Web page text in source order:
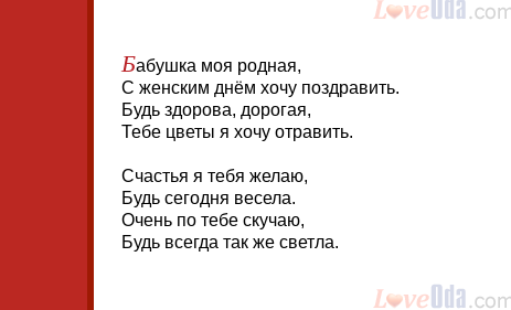
Бабушка моя родная,
С женским днём хочу поздравить.
Будь здорова, дорогая,
Тебе цветы я хочу отравить.
Счастья я тебя желаю,
Будь сегодня весела.
Очень по тебе скучаю,
Будь всегда так же светла.